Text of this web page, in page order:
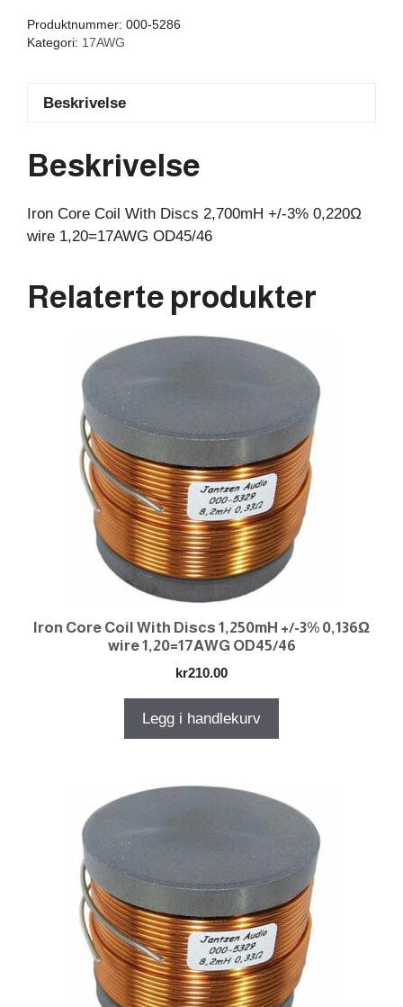
OD45/46
Produktnummer: 000-5286
Kategori: 17AWG
Beskrivelse
Beskrivelse
Iron Core Coil With Discs 2,700mH +/-3% 0,220Ω
wire 1,20=17AWG OD45/46
Relaterte produkter
Iron Core Coil With Discs 1,250mH +/-3% 0,136Ω
wire 1,20=17AWG OD45/46
kr210.00
Legg i handlekurv